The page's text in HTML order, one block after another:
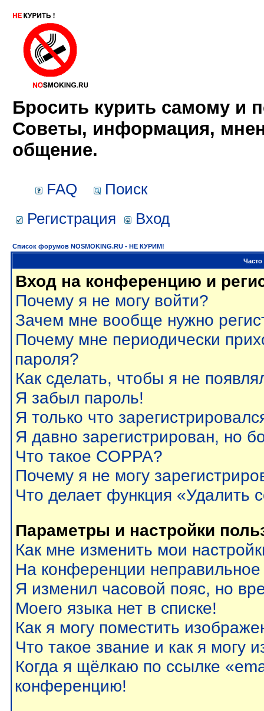
Бросить курить самому и
Советы, информация,
общение.
FAQ
Поиск
Регистрация
Вход
Список форумов NOSMOKING.RU - НЕ КУРИМ!
Вход на конференцию и
Почему я не могу войти?
Зачем мне вообще нужно
Почему мне периодически
пароля?
Как сделать, чтобы я не
Я забыл пароль!
Я только что
Я давно зарегистрирован, но
Что такое COPPA?
Почему я не могу
Что делает функция «Удалить
Параметры и настройки
Как мне изменить мои
На конференции
Я изменил часовой пояс, но
Моего языка нет в списке!
Как я могу поместить
Что такое звание и как я могу
Когда я щёлкаю по ссылке
конференцию!